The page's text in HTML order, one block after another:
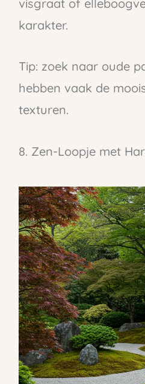
visgraat of
karakter.
Tip: zoek naar oude
hebben vaak de
texturen.
8. Zen-Loopje met